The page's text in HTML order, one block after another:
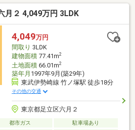
お客様を真心サポート！お客様1人1人
最適なご提案をさせていただきます。
備店内広々！お子様連れのお客様も安
いただけます。この機会に、ぜひ来
い。スタッフ全員、心よりお待ちして
月２ 4,049万円 3LDK
4,049万円
間取り 3LDK
建物面積77.41m2
土地面積66.01m2
築年月 1997年9月(築29年)
東武伊勢崎線 竹ノ塚駅 徒歩18分
その他の交通
東京都足立区六月２
都市ガス
駐車場あり